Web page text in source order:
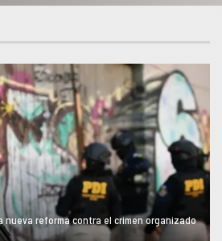
nueva reforma contra el crimen organizado